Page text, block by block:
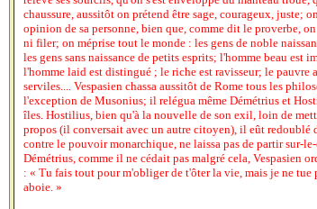
chaussure, aussitôt on prétend être sage, courageux, juste;
opinion de sa personne, bien que, comme dit le proverbe,
ni filer; on méprise tout le monde : les gens de noble
les gens sans naissance de petits esprits; l'homme beau est
l'homme laid est distingué ; le riche est ravisseur; le pauvre
serviles.... Vespasien chassa aussitôt de Rome tous les
l'exception de Musonius; il relégua même Démétrius et
îles. Hostilius, bien qu'à la nouvelle de son exil, loin de
propos (il conversait avec un autre citoyen), il eût redoublé
contre le pouvoir monarchique, ne laissa pas de partir sur-
Démétrius, comme il ne cédait pas malgré cela, Vespasien
: « Tu fais tout pour m'obliger de t'ôter la vie, mais je ne tue
aboie. »